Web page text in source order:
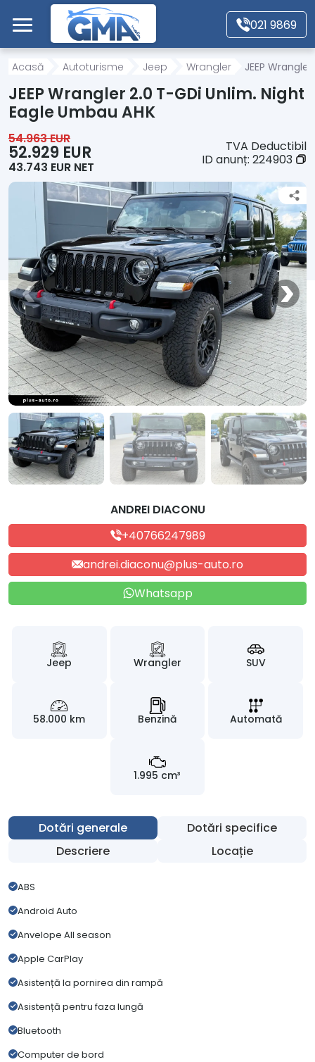
Mergi direct la conținutul principal
021 9869
Acasă
Autoturisme
Motociclete
Autoutilitare
Alte tipuri vehicule
Despre Noi
Contact
Acasă Autoturisme Jeep Wrangler JEEP
JEEP Wrangler 2.0 T-GDi Unlim. Night
Eagle Umbau AHK
54.963 EUR
52.929 EUR
43.743 EUR NET
TVA Deductibil
ID anunț: 224903
ANDREI DIACONU
+40766247989
andrei.diaconu@plus-auto.ro
Whatsapp
Jeep Wrangler SUV
58.000 km Benzină Automată
1.995 cm³
Dotări generale
Dotări specifice
Descriere
Locație
ABS
Android Auto
Anvelope All season
Apple CarPlay
Asistență la pornirea din rampă
Asistență pentru faza lungă
Bluetooth
Computer de bord